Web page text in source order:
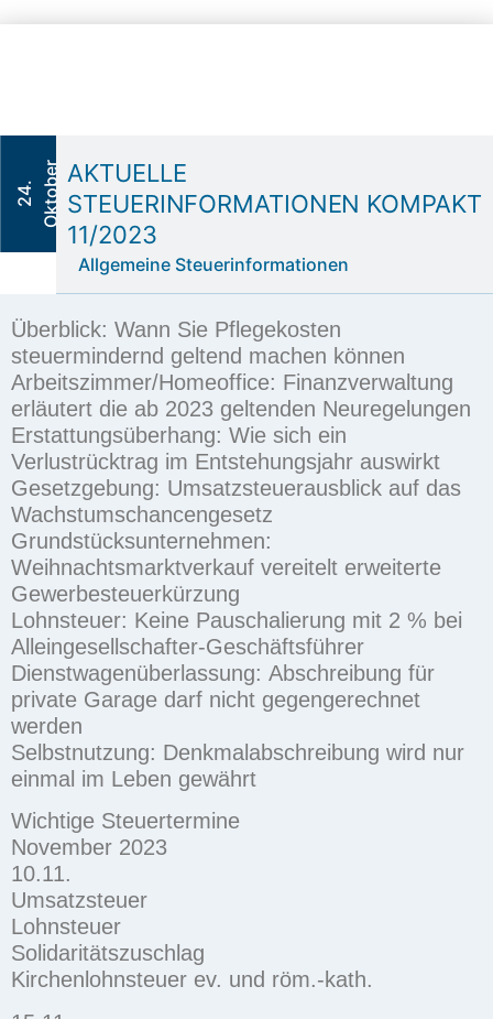
2
4
.
O
k
t
o
b
e r
2
0
2 3
AKTUELLE
STEUERINFORMATIONEN KOMPAKT
11/2023
Allgemeine Steuerinformationen
Überblick: Wann Sie Pflegekosten
steuermindernd geltend machen können
Arbeitszimmer/Homeoffice: Finanzverwaltung
erläutert die ab 2023 geltenden Neuregelungen
Erstattungsüberhang: Wie sich ein
Verlustrücktrag im Entstehungsjahr auswirkt
Gesetzgebung: Umsatzsteuerausblick auf das
Wachstumschancengesetz
Grundstücksunternehmen:
Weihnachtsmarktverkauf vereitelt erweiterte
Gewerbesteuerkürzung
Lohnsteuer: Keine Pauschalierung mit 2 % bei
Alleingesellschafter-Geschäftsführer
Dienstwagenüberlassung: Abschreibung für
private Garage darf nicht gegengerechnet
werden
Selbstnutzung: Denkmalabschreibung wird nur
einmal im Leben gewährt
Wichtige Steuertermine
November 2023
10.11.
Umsatzsteuer
Lohnsteuer
Solidaritätszuschlag
Kirchenlohnsteuer ev. und röm.-kath.